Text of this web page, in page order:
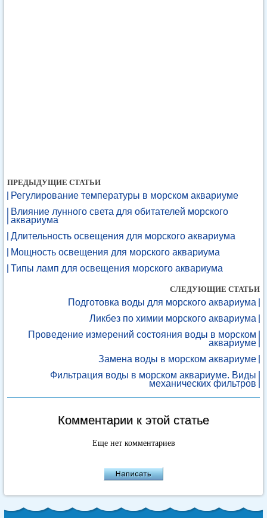
ПРЕДЫДУЩИЕ СТАТЬИ
Регулирование температуры в морском аквариуме
Влияние лунного света для обитателей морского
аквариума
Длительность освещения для морского аквариума
Мощность освещения для морского аквариума
Типы ламп для освещения морского аквариума
СЛЕДУЮЩИЕ СТАТЬИ
Подготовка воды для морского аквариума
Ликбез по химии морского аквариума
Проведение измерений состояния воды в морском
аквариуме
Замена воды в морском аквариуме
Фильтрация воды в морском аквариуме. Виды
механических фильтров
Комментарии к этой статье
Еще нет комментариев